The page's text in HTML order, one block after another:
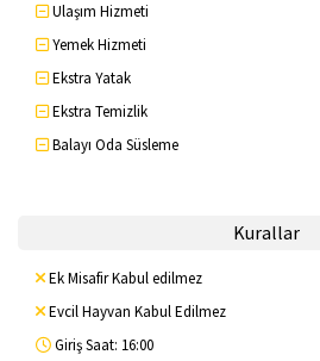
Ulaşım Hizmeti
Yemek Hizmeti
Ekstra Yatak
Ekstra Temizlik
Balayı Oda Süsleme
Kurallar
Ek Misafir Kabul edilmez
Evcil Hayvan Kabul Edilmez
Giriş Saat: 16:00